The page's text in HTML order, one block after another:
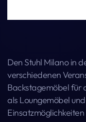
Den Stuhl Milano in
verschiedenen
Backstagemöbel für
als Loungemöbel